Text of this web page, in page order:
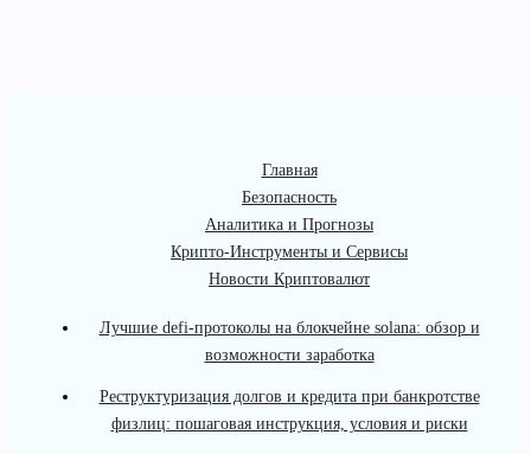
Главная
Безопасность
Аналитика и Прогнозы
Крипто-Инструменты и Сервисы
Новости Криптовалют
Лучшие defi-протоколы на блокчейне solana: обзор и
возможности заработка
Реструктуризация долгов и кредита при банкротстве
физлиц: пошаговая инструкция, условия и риски